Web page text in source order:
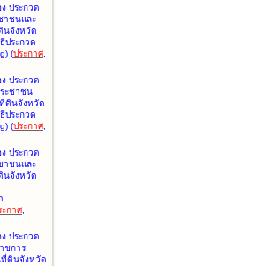
ประกวด
าชนและ
นจังหวัด
ประกวด
) (ประกาศ,
ประกวด
ะชาชน
ดินจังหวัด
ประกวด
) (ประกาศ,
ประกวด
าชนและ
นจังหวัด
ะกาศ,
ประกวด
ชการ
ดินจังหวัด